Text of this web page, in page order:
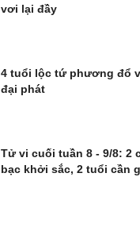
vơi lại đầy
4 tuổi lộc tứ phương đổ
đại phát
Tử vi cuối tuần 8 - 9/8: 2
bạc khởi sắc, 2 tuổi cần